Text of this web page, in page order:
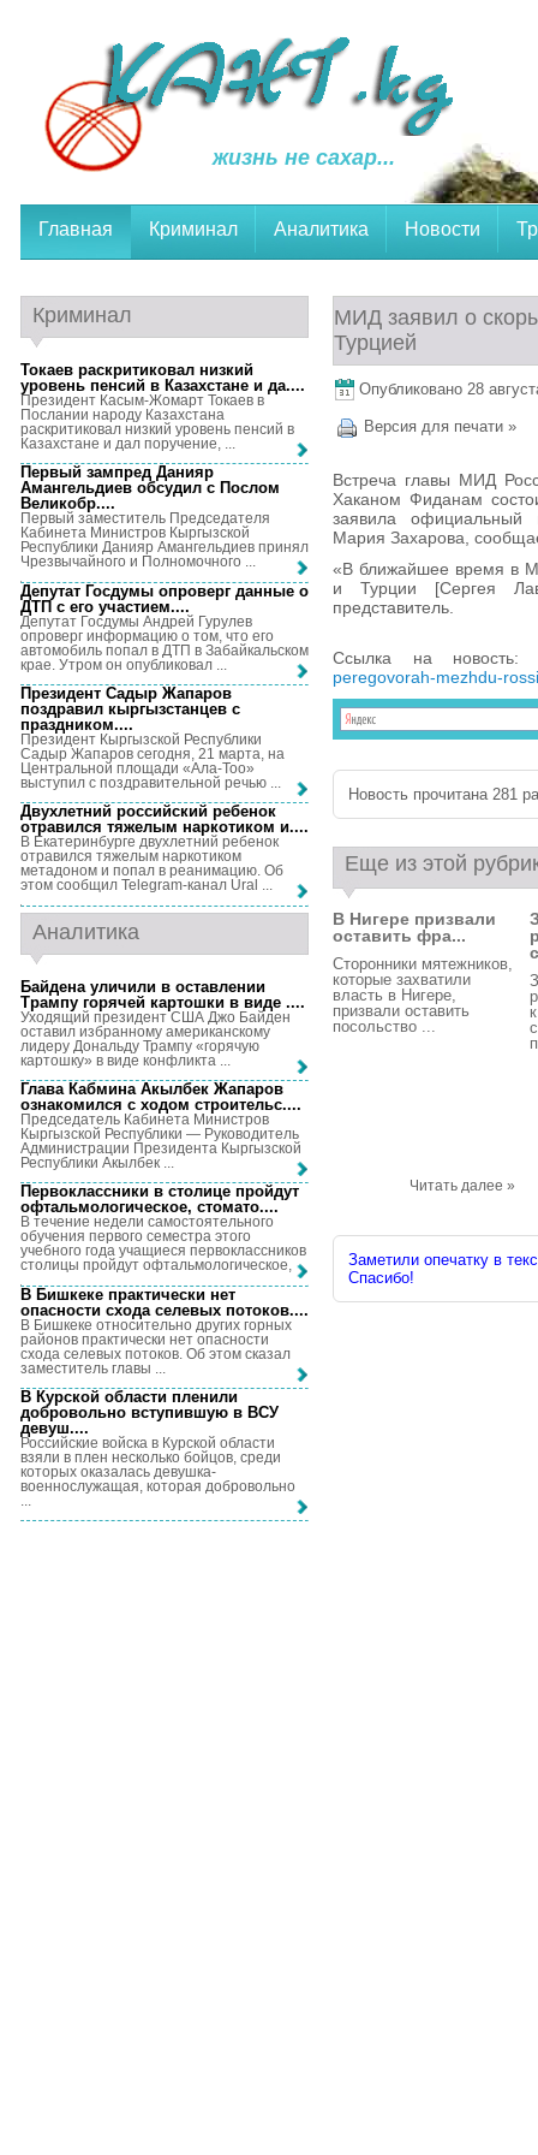
жизнь не сахар...
Главная Криминал Аналитика Новости
МИД заявил о
Турцией
Опубликовано 28
Версия для печати »
Встреча главы МИД
Хаканом Фиданам
заявила официальный
Мария Захарова,
«В ближайшее время в
и Турции [Сергея
представитель.
Ссылка на
peregovorah-mezhdu-
Новость прочитана 281
Еще из этой
В Нигере призвали
оставить фра...
Сторонники мятежников,
которые захватили
власть в Нигере,
призвали оставить
посольство ...
Читать далее »
Заметили опечатку в
Спасибо!
Криминал
Токаев раскритиковал низкий
уровень пенсий в Казахстане и да....
Президент Касым-Жомарт Токаев в
Послании народу Казахстана
раскритиковал низкий уровень пенсий в
Казахстане и дал поручение, ...
Первый зампред Данияр
Амангельдиев обсудил с Послом
Великобр....
Первый заместитель Председателя
Кабинета Министров Кыргызской
Республики Данияр Амангельдиев принял
Чрезвычайного и Полномочного ...
Депутат Госдумы опроверг данные о
ДТП с его участием....
Депутат Госдумы Андрей Гурулев
опроверг информацию о том, что его
автомобиль попал в ДТП в Забайкальском
крае. Утром он опубликовал ...
Президент Садыр Жапаров
поздравил кыргызстанцев с
праздником....
Президент Кыргызской Республики
Садыр Жапаров сегодня, 21 марта, на
Центральной площади «Ала-Тоо»
выступил с поздравительной речью ...
Двухлетний российский ребенок
отравился тяжелым наркотиком и....
В Екатеринбурге двухлетний ребенок
отравился тяжелым наркотиком
метадоном и попал в реанимацию. Об
этом сообщил Telegram-канал Ural ...
Аналитика
Байдена уличили в оставлении
Трампу горячей картошки в виде ....
Уходящий президент США Джо Байден
оставил избранному американскому
лидеру Дональду Трампу «горячую
картошку» в виде конфликта ...
Глава Кабмина Акылбек Жапаров
ознакомился с ходом строительс....
Председатель Кабинета Министров
Кыргызской Республики — Руководитель
Администрации Президента Кыргызской
Республики Акылбек ...
Первоклассники в столице пройдут
офтальмологическое, стомато....
В течение недели самостоятельного
обучения первого семестра этого
учебного года учащиеся первоклассников
столицы пройдут офтальмологическое, ...
В Бишкеке практически нет
опасности схода селевых потоков....
В Бишкеке относительно других горных
районов практически нет опасности
схода селевых потоков. Об этом сказал
заместитель главы ...
В Курской области пленили
добровольно вступившую в ВСУ
девуш....
Российские войска в Курской области
взяли в плен несколько бойцов, среди
которых оказалась девушка-
военнослужащая, которая добровольно
...